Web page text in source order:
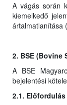
A vágás során
kiemelkedő
ártalmatlanítása
2. BSE (Bovine
A BSE
bejelentési
2.1. Előfordulás